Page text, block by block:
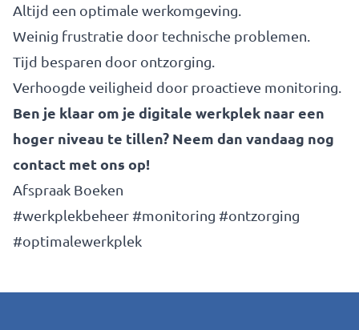
Altijd een optimale werkomgeving.
Weinig frustratie door technische problemen.
Tijd besparen door ontzorging.
Verhoogde veiligheid door proactieve monitoring.
Ben je klaar om je digitale werkplek naar een
hoger niveau te tillen? Neem dan vandaag nog
contact met ons op!
Afspraak Boeken
#werkplekbeheer #monitoring #ontzorging
#optimalewerkplek